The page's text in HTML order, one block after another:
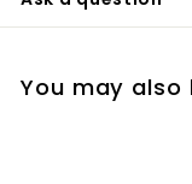
You may also